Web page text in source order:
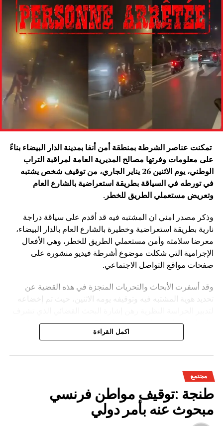
تمكنت عناصر الشرطة بمنطقة أمن أنفا بمدينة الدار البيضاء بناءً
على معلومات وفرتها مصالح المديرية العامة لمراقبة التراب
الوطني، يوم الاثنين 26 يناير الجاري، من توقيف شخص يشتبه
في تورطه في السياقة بطريقة استعراضية بالشارع العام
وتعريض مستعملي الطريق للخطر .
وذكر مصدر امني ان المشتبه فيه قد أقدم على سياقة دراجة
نارية بطريقة استعراضية وخطيرة بالشارع العام بالدار البيضاء،
معرضا سلامته وأمن مستعملي الطريق للخطر، وهي الأفعال
الإجرامية التي شكلت موضوع أشرطة فيديو منشورة على
صفحات مواقع التواصل الاجتماعي.
وقد أسفرت الأبحاث والتحريات المنجزة في هذه القضية عن
تحديد هوية المشتبه فيه وتوقيفه يومه الاثنين، حيث تم إخضاعه
عليه النيابة العامة المختصة، وذلك للكشف عن جميع ظروف
وملابسات وخلفيات هذه القضية، وكذا تحديد كافة
اكمل القراءة
مجتمع
طنجة :توقيف مواطن فرنسي
مبحوث عنه بأمر دولي